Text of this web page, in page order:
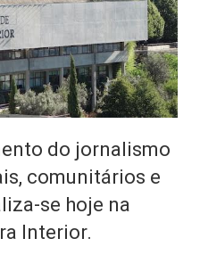
do jornalismo
comunitários e
se hoje na
Interior.